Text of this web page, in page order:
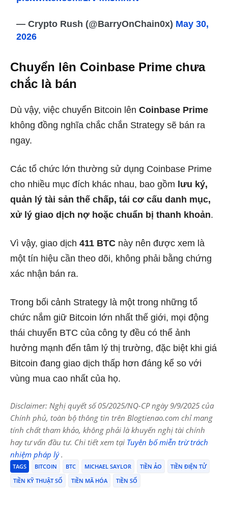
— Crypto Rush (@BarryOnChain0x) May 30,
2026
Chuyển lên Coinbase Prime chưa
chắc là bán
Dù vậy, việc chuyển Bitcoin lên Coinbase Prime
không đồng nghĩa chắc chắn Strategy sẽ bán ra
ngay.
Các tổ chức lớn thường sử dụng Coinbase Prime
cho nhiều mục đích khác nhau, bao gồm lưu ký,
quản lý tài sản thế chấp, tái cơ cấu danh mục,
xử lý giao dịch nợ hoặc chuẩn bị thanh khoản.
Vì vậy, giao dịch 411 BTC này nên được xem là
một tín hiệu cần theo dõi, không phải bằng chứng
xác nhận bán ra.
Trong bối cảnh Strategy là một trong những tổ
chức nắm giữ Bitcoin lớn nhất thế giới, mọi động
thái chuyển BTC của công ty đều có thể ảnh
hưởng mạnh đến tâm lý thị trường, đặc biệt khi giá
Bitcoin đang giao dịch thấp hơn đáng kể so với
vùng mua cao nhất của họ.
Disclaimer: Nghị quyết số 05/2025/NQ-CP ngày 9/9/2025 của
Chính phủ, toàn bộ thông tin trên Blogtienao.com chỉ mang
tính chất tham khảo, không phải là khuyến nghị tài chính
hay tư vấn đầu tư. Chi tiết xem tại Tuyên bố miễn trừ trách
nhiệm pháp lý.
TAGS BITCOIN BTC MICHAEL SAYLOR TIỀN ẢO
TIỀN ĐIỆN TỬ
TIỀN KỸ THUẬT SỐ
TIỀN MÃ HÓA TIỀN SỐ